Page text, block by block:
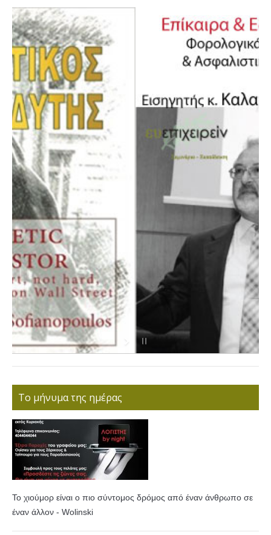
Το μήνυμα της ημέρας
Το χιούμορ είναι ο πιο σύντομος δρόμος από έναν άνθρωπο σε
έναν άλλον - Wolinski